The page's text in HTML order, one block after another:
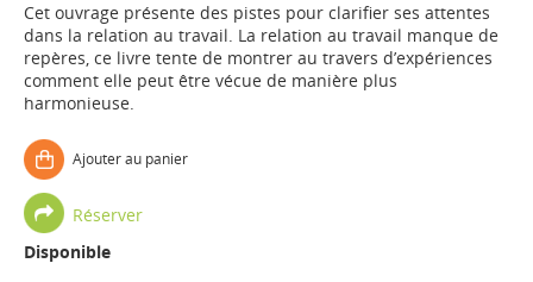
Cet ouvrage présente des pistes pour clarifier ses attentes
dans la relation au travail. La relation au travail manque de
repères, ce livre tente de montrer au travers d’expériences
comment elle peut être vécue de manière plus
harmonieuse.
Ajouter au panier
Réserver
Disponible